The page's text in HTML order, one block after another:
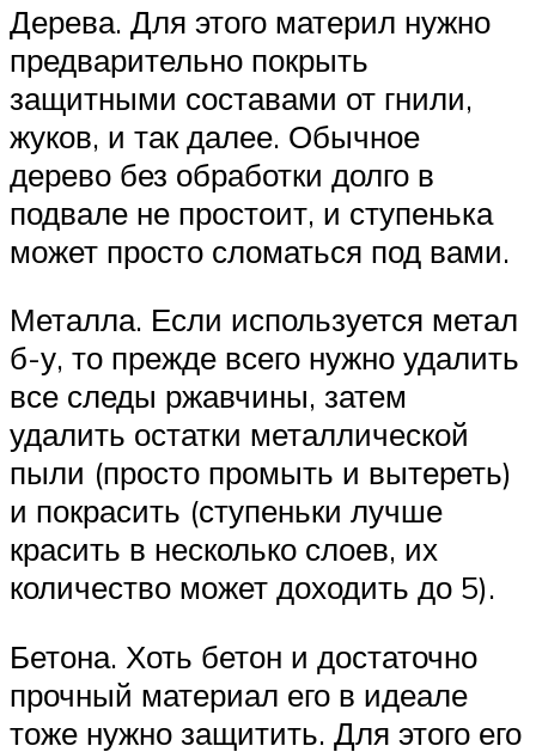
Дерева. Для этого материл нужно
предварительно покрыть
защитными составами от гнили,
жуков, и так далее. Обычное
дерево без обработки долго в
подвале не простоит, и ступенька
может просто сломаться под вами.
Металла. Если используется метал
б-у, то прежде всего нужно удалить
все следы ржавчины, затем
удалить остатки металлической
пыли (просто промыть и вытереть)
и покрасить (ступеньки лучше
красить в несколько слоев, их
количество может доходить до 5).
Бетона. Хоть бетон и достаточно
прочный материал его в идеале
тоже нужно защитить. Для этого его